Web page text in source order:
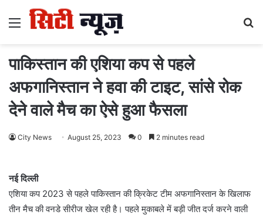
Menu
पाकिस्तान की एशिया कप से पहले
अफगानिस्तान ने हवा की टाइट, सांसे रोक
देने वाले मैच का ऐसे हुआ फैसला
City News August 25, 2023 0 2 minutes read
नई दिल्ली
एशिया कप 2023 से पहले पाकिस्तान की क्रिकेट टीम अफगानिस्तान के खिलाफ
तीन मैच की वनडे सीरीज खेल रही है। पहले मुकाबले में बड़ी जीत दर्ज करने वाली